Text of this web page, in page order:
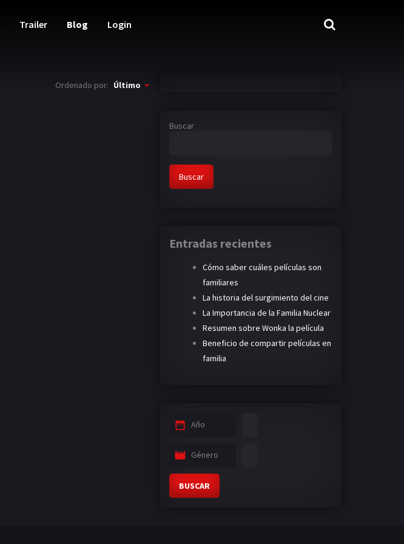
Trailer Blog Login
Ordenado por: Último
Buscar
Buscar
Entradas recientes
Cómo saber cuáles películas son
familiares
La historia del surgimiento del cine
La Importancia de la Familia Nuclear
Resumen sobre Wonka la película
Beneficio de compartir películas en
familia
Año
Género
BUSCAR